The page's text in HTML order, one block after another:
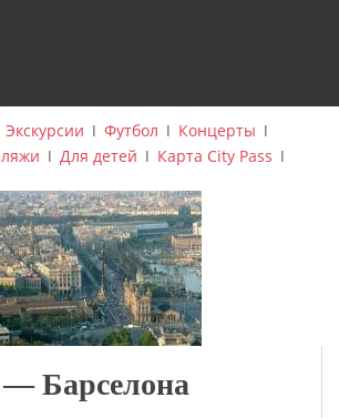
Экскурсии ǀ Футбол ǀ Концерты ǀ
ǀ Для детей ǀ Карта City Pass ǀ
Барселона